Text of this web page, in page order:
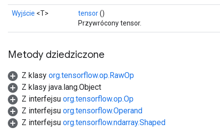
Wyjście <T> tensor()
Przywrócony tensor.
Metody dziedziczone
Z klasy org.tensorflow.op.RawOp
Z klasy java.lang.Object
Z interfejsu org.tensorflow.op.Op
Z interfejsu org.tensorflow.Operand
Z interfejsu org.tensorflow.ndarray.Shaped